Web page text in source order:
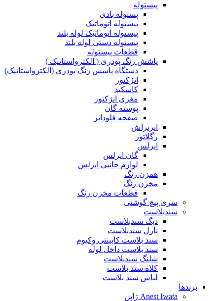
پیستوله
پستوله بادی
پیستوله اتوماتیک
پیستوله اتوماتیک لوله بلند
پیستوله دستی لوله بلند
قطعات پیستوله
پاشش رنگ پودری ( الکترواستاتیک )
دستگاه پاشش رنگ پودری (الکترواستاتیک)
انژکتور
کاسکید
مغزی انژکتور
پوسته گان
صفحه فلودایز
ایربراش
رگلاتور
ایرلس
گان ایرلس
لوازم جانبی ایرلس
همزن رنگ
مخزن رنگ
قطعات مخزن رنگ
سری پیچ گوشتی
سندبلاست
دیگ سندبلاست
نازل سندبلاست
سند بلاست کابینتی وکیوم
سند بلاست داخل لوله
شلنگ سندبلاست
کلاه سند بلاست
لباس سند بلاست
برندها
Anest Iwata ژاپن